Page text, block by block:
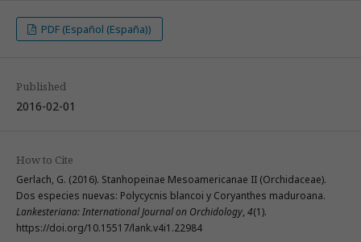
PDF (Español (España))
Published
2016-02-01
How to Cite
Gerlach, G. (2016). Stanhopeinae Mesoamericanae II (Orchidaceae).
Dos especies nuevas: Polycycnis blancoi y Coryanthes maduroana.
Lankesteriana: International Journal on Orchidology, 4(1).
https://doi.org/10.15517/lank.v4i1.22984